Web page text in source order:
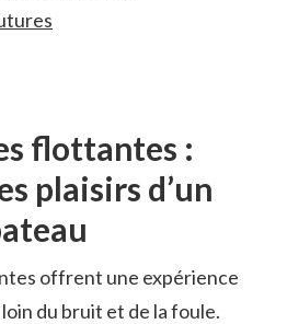
flottantes :
plaisirs d’un‍
offrent une expérience
du bruit et de ​la foule.